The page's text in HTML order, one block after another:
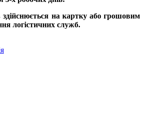
на картку або грошовим
логістичних служб.